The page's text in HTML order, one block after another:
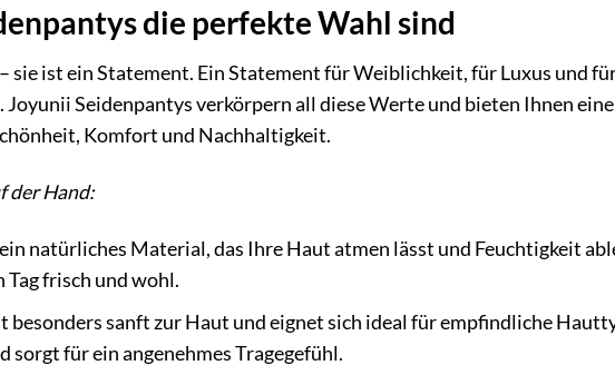
die perfekte Wahl sind
sie ist ein Statement. Ein Statement für Weiblichkeit, für Luxus und
Joyunii Seidenpantys verkörpern all diese Werte und bieten Ihnen eine
Komfort und Nachhaltigkeit.
der Hand:
natürliches Material, das Ihre Haut atmen lässt und Feuchtigkeit
Tag frisch und wohl.
besonders sanft zur Haut und eignet sich ideal für empfindliche
für ein angenehmes Tragegefühl.